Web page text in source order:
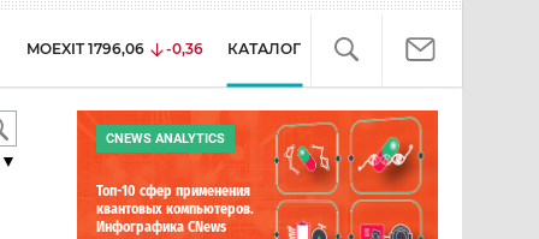
MOEXIT 1796,06 -0,36 КАТАЛОГ
▼
CNEWS ANALYTICS
Топ-10 сфер применения
квантовых компьютеров.
Инфографика CNews